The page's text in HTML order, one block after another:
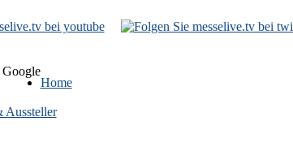
Google
Home
Aussteller